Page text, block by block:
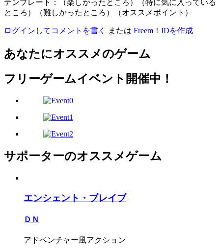
テンプレート：（楽しかったところ）（特に気に入っている
ところ）（難しかったところ）（オススメポイント）
ログインしてコメントを書く または Freem！IDを作成
あなたにオススメのゲーム
フリーゲームイベント開催中！
サポーターのオススメゲーム
エンシェント・ブレイブ
ＤＮ
アドベンチャー風アクション